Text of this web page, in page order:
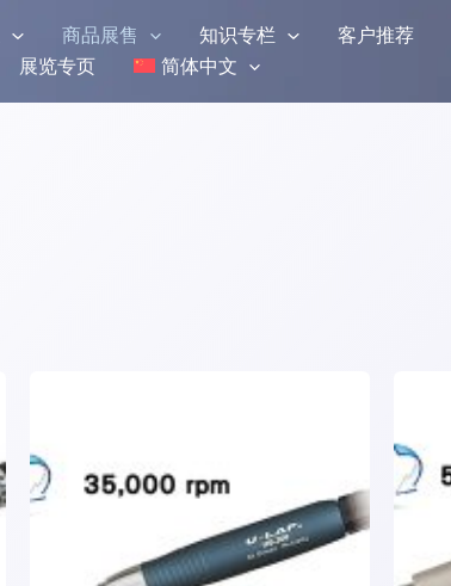
商品展售 知识专栏 客户推荐
展览专页 简体中文